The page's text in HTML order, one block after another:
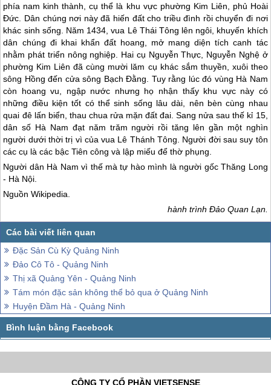
phía nam kinh thành, cụ thể là khu vực phường Kim Liên, phủ Hoài
Đức. Dân chúng nơi này đã hiến đất cho triều đình rồi chuyển đi nơi
khác sinh sống. Năm 1434, vua Lê Thái Tông lên ngôi, khuyến khích
dân chúng đi khai khẩn đất hoang, mở mang diện tích canh tác
nhằm phát triển nông nghiệp. Hai cụ Nguyễn Thực, Nguyễn Nghệ ở
phường Kim Liên đã cùng mười lăm cụ khác sắm thuyền, xuôi theo
sông Hồng đến cửa sông Bạch Đằng. Tuy rằng lúc đó vùng Hà Nam
còn hoang vu, ngập nước nhưng họ nhận thấy khu vực này có
những điều kiện tốt có thể sinh sống lâu dài, nên bèn cùng nhau
quai đê lấn biển, thau chua rửa mặn đất đai. Sang nửa sau thế kỉ 15,
dân số Hà Nam đạt năm trăm người rồi tăng lên gần một nghìn
người dưới thời trị vì của vua Lê Thánh Tông. Người đời sau suy tôn
các cụ là các bậc Tiên công và lập miếu để thờ phụng.
Người dân Hà Nam vì thế mà tự hào mình là người gốc Thăng Long
- Hà Nội.
Nguồn Wikipedia.
hành trình Đảo Quan Lạn.
Đặc Sản Cù Kỳ Quảng Ninh
Đảo Cô Tô - Quảng Ninh
Thị xã Quảng Yên - Quảng Ninh
Tám món đặc sản không thể bỏ qua ở Quảng Ninh
Huyện Đầm Hà - Quảng Ninh
CÔNG TY CỔ PHẦN VIETSENSE